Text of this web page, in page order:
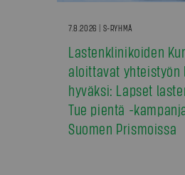
7.8.2026 | S-RYHMÄ
Lastenklinikoiden
aloittavat yhteistyön
hyväksi: Lapset
Tue pientä -
Suomen Prismoissa